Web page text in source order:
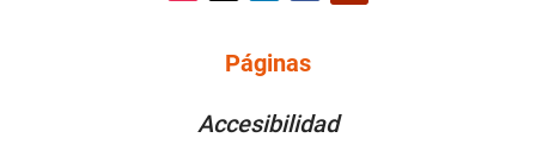
Facebook
Páginas
Accesibilidad